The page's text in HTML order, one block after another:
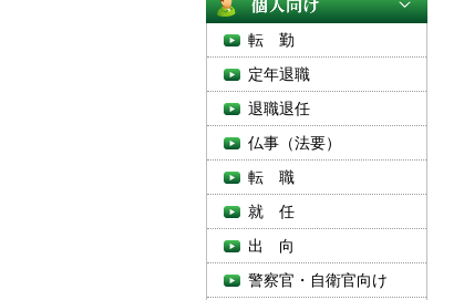
転 勤
定年退職
退職退任
仏事（法要）
転 職
就 任
出 向
警察官・自衛官向け